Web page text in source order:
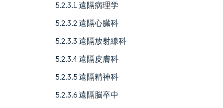
5.2.3.1 遠隔病理学
5.2.3.2 遠隔心臓科
5.2.3.3 遠隔放射線科
5.2.3.4 遠隔皮膚科
5.2.3.5 遠隔精神科
5.2.3.6 遠隔脳卒中